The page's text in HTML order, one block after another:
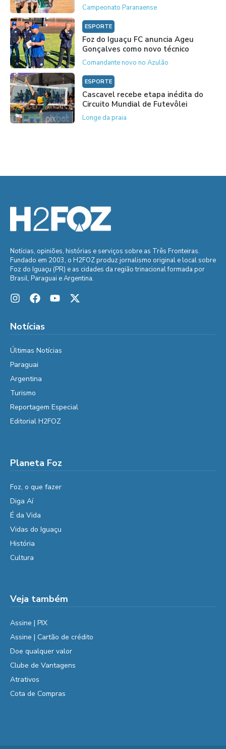
Campeonato Paranaense
ESPORTE
Foz do Iguaçu FC anuncia Ageu
Gonçalves como novo técnico
Comandante novo no Azulão
ESPORTE
Cascavel recebe etapa inédita do
Circuito Mundial de Futevôlei
Longe da praia
Notícias, opiniões, histórias e serviços sobre as Três Fronteiras.
Fundado em 2003, o H2FOZ produz jornalismo original e local sobre
Foz do Iguaçu (PR) e as cidades da região trinacional formada por
Brasil, Paraguai e Argentina.
Notícias
Últimas Notícias
Paraguai
Argentina
Turismo
Reportagem Especial
Editorial H2FOZ
Planeta Foz
Foz, o que fazer
Diga Aí
É da Vida
Vidas do Iguaçu
História
Cultura
Veja também
Assine | PIX
Assine | Cartão de crédito
Doe qualquer valor
Clube de Vantagens
Atrativos
Cota de Compras